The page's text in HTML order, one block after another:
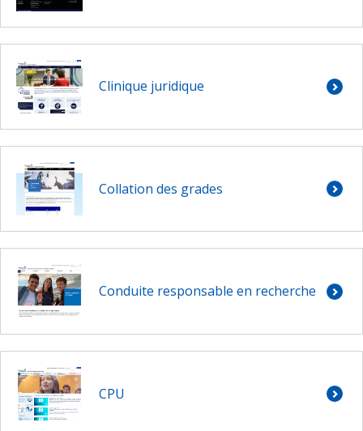
Clinique juridique
Collation des grades
Conduite responsable en recherche
CPU